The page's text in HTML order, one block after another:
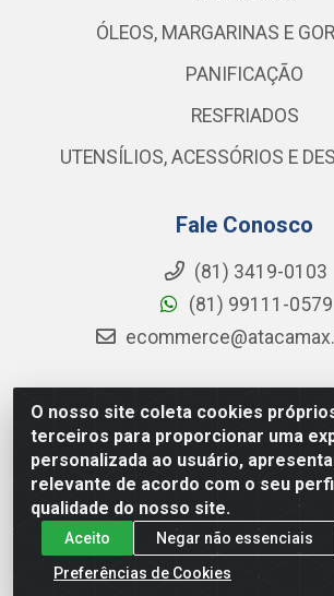
O nosso site coleta cookies
terceiros para proporcionar uma
personalizada ao usuário,
relevante de acordo com o seu
qualidade do nosso site.
Aceito
Negar não essenciais
Preferências de Cookies
ÓLEOS, MARGARINAS E
PANIFICAÇÃO
RESFRIADOS
UTENSÍLIOS, ACESSÓRIOS E
Fale Conosco
(81) 3419-0103
(81) 99111-0579
Atacamax Importadora de Alimentos LTDA -
101 - SUL, KM 79,60 GP E GALPAO:D -
Guararapes - PE, 54355-010 - CNPJ